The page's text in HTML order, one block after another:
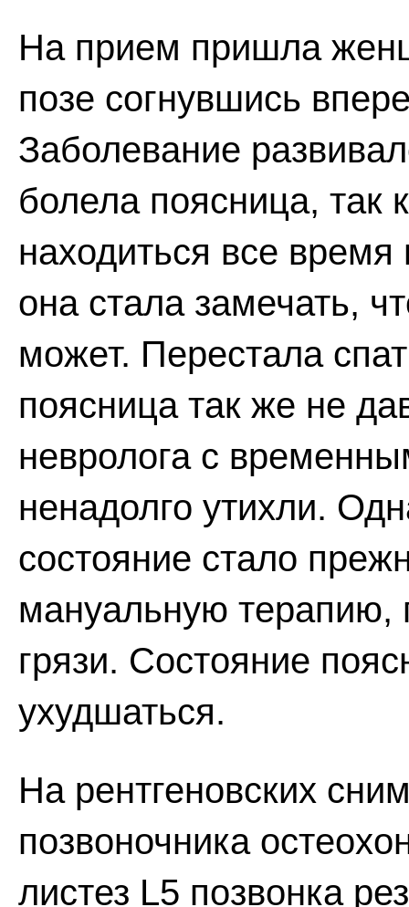
На прием пришла
позе согнувшись
Заболевание
болела поясница, так
находиться все
она стала замечать,
может. Перестала
поясница так же не
невролога с
ненадолго утихли.
состояние стало
мануальную терапию,
грязи. Состояние
ухудшаться.
На рентгеновских
позвоночника
листез L5 позвонка